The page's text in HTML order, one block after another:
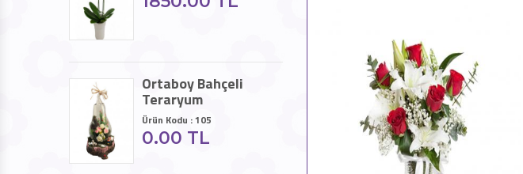
Ortaboy Bahçeli
Teraryum
Ürün Kodu : 105
0.00 TL